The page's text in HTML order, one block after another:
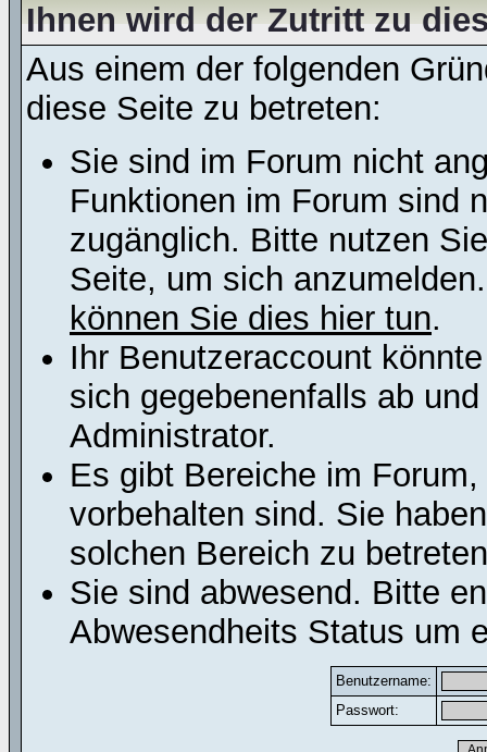
Ihnen wird der Zutritt zu
Aus einem der folgenden
diese Seite zu betreten:
Sie sind im Forum nicht
Funktionen im Forum sind
zugänglich. Bitte nutzen
Seite, um sich
können Sie dies hier tun.
Ihr Benutzeraccount
sich gegebenenfalls ab
Administrator.
Es gibt Bereiche im
vorbehalten sind. Sie
solchen Bereich zu
Sie sind abwesend. Bitte
Abwesendheits Status um
Benutzername:
Passwort: